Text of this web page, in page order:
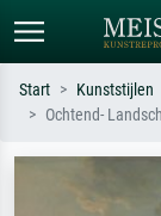
Zoek op kunstenaar,
Monet, Sterrennacht,
Start Kunststijlen
Ochtend-